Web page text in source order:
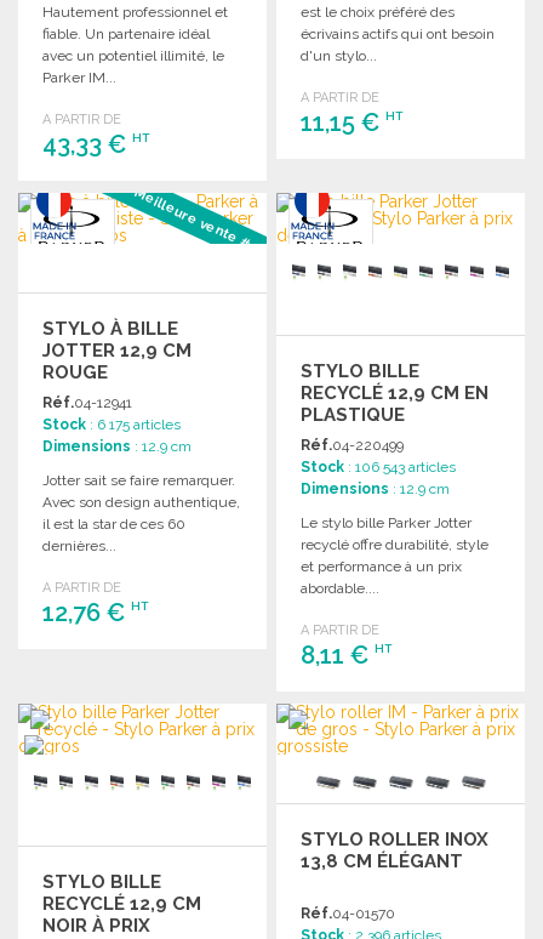
Hautement professionnel et
fiable. Un partenaire idéal
avec un potentiel illimité, le
Parker IM...
A PARTIR DE
43,33 € HT
COMMANDER
Demander un devis
est le choix préféré des
écrivains actifs qui ont besoin
d'un stylo...
A PARTIR DE
11,15 €HT
Demander un devis
Meilleure vente #3
STYLO À BILLE
JOTTER 12,9 CM
ROUGE
Réf.04-12941
Stock : 6 175 articles
Dimensions : 12.9 cm
Jotter sait se faire remarquer.
Avec son design authentique,
il est la star de ces 60
dernières...
A PARTIR DE
12,76 € HT
Demander un devis
STYLO BILLE
RECYCLÉ 12,9 CM EN
PLASTIQUE
Réf.04-220499
Stock : 106 543 articles
Dimensions : 12.9 cm
Le stylo bille Parker Jotter
recyclé offre durabilité, style
et performance à un prix
abordable....
A PARTIR DE
8,11 €HT
COMMANDER
Demander un devis
STYLO BILLE
RECYCLÉ 12,9 CM
NOIR À PRIX
STYLO ROLLER INOX
13,8 CM ÉLÉGANT
Réf.04-01570
Stock : 2 396 articles